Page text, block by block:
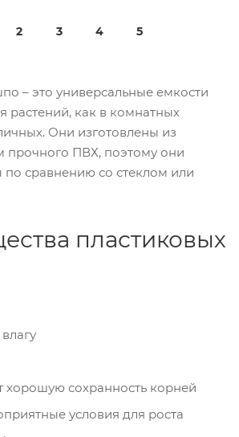
2 3 4 5
– это универсальные емкости
растений, как в комнатных
Они изготовлены из
прочного ПВХ, поэтому они
по сравнению со стеклом или
пластиковых
хорошую сохранность корней
условия для роста